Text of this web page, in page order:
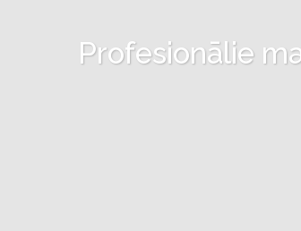
Profesionālie